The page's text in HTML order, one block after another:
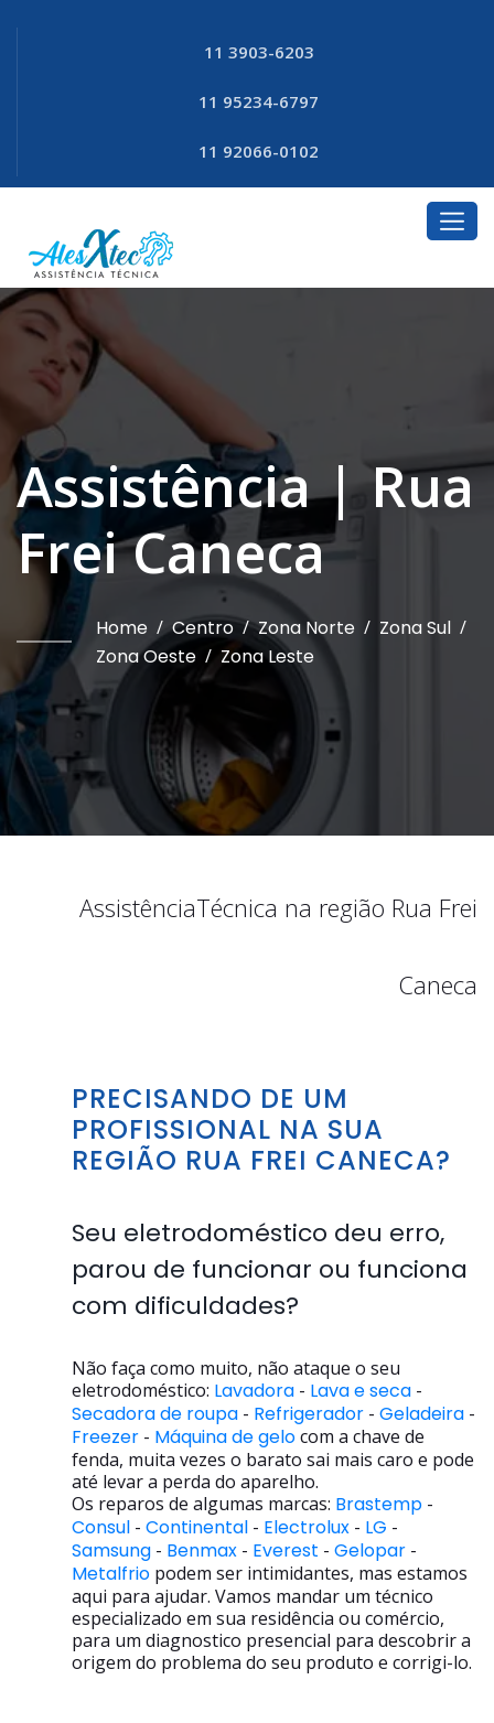
11 3903-6203
11 95234-6797
11 92066-0102
Assistência | Rua
Frei Caneca
Home / Centro / Zona Norte / Zona Sul /
Zona Oeste / Zona Leste
AssistênciaTécnica na região Rua Frei
Caneca
PRECISANDO DE UM
PROFISSIONAL NA SUA
REGIÃO RUA FREI CANECA?
Seu eletrodoméstico deu erro,
parou de funcionar ou funciona
com dificuldades?
Não faça como muito, não ataque o seu
eletrodoméstico: Lavadora - Lava e seca -
Secadora de roupa - Refrigerador - Geladeira -
Freezer - Máquina de gelocom a chave de
fenda, muita vezes o barato sai mais caro e pode
até levar a perda do aparelho.
Os reparos de algumas marcas: Brastemp -
Consul - Continental - Electrolux - LG -
Samsung - Benmax - Everest - Gelopar -
Metalfrio podem ser intimidantes, mas estamos
aqui para ajudar. Vamos mandar um técnico
especializado em sua residência ou comércio,
para um diagnostico presencial para descobrir a
origem do problema do seu produto e corrigi-lo.